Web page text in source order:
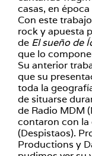
casas, en
Con este
rock y apuesta
de El sueño de
que lo
Su anterior
que su
toda la
de situarse
de Radio MDM
contaron con la
(Despistaos).
Productions y